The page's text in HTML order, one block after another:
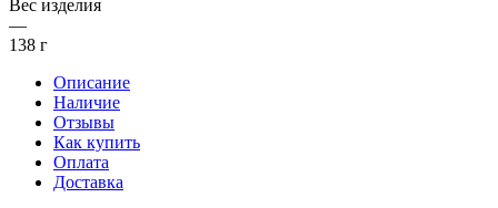
Вес изделия
—
138 г
Описание
Наличие
Отзывы
Как купить
Оплата
Доставка